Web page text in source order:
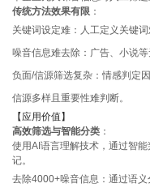
传统方法效果有限 ：
关键词设定难：人工定义关键
噪音信息难去除：广告、小说等
负面/信源筛选复杂：情感判定
信源多样且重要性难判断。
【应用价值】
高效筛选与智能分类 ：
使用AI语言理解技术，通过智
记。
去除4000+噪音信息：通过语